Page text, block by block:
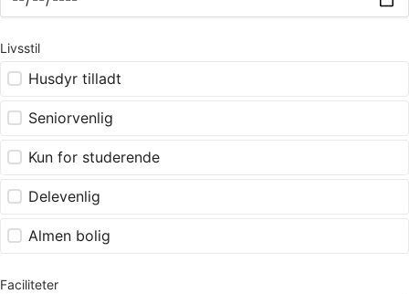
Livsstil
Husdyr tilladt
Seniorvenlig
Kun for studerende
Delevenlig
Almen bolig
Faciliteter